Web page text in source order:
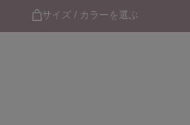
サイズ / カラーを選ぶ